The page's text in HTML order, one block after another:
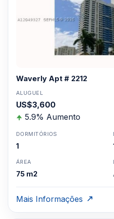
Clique aqui para
WhatsApp um corretor
Para Vendas ligar no
3957-0613
Waverly Apt # 2212
ALUGUEL
US$3,600
5.9% Aumento
DORMITÓRIOS
1
ÁREA
75 m2
Mais Informações